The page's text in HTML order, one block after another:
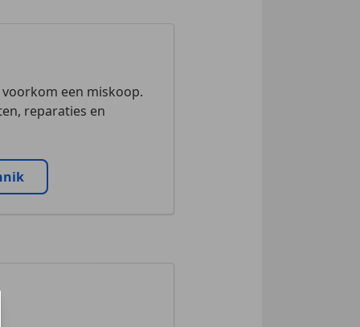
een miskoop.
reparaties en